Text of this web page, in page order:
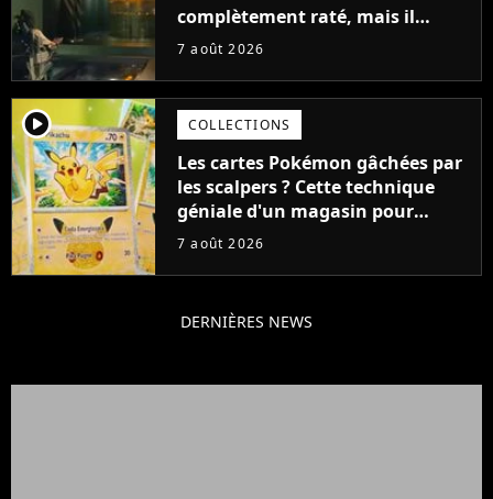
complètement raté, mais il
aurait pu être encore pire à
7 août 2026
player2 COLLECTIONS
Les cartes Pokémon gâchées par
les scalpers ? Cette technique
géniale d'un magasin pour
ruiner les revendeurs
7 août 2026
DERNIÈRES NEWS